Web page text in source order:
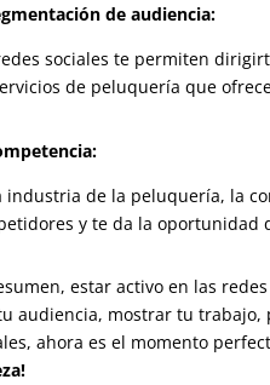
de audiencia:
sociales te permiten
de peluquería que
industria de la peluquería, la
y te da la oportunidad
estar activo en las
audiencia, mostrar tu trabajo,
ahora es el momento